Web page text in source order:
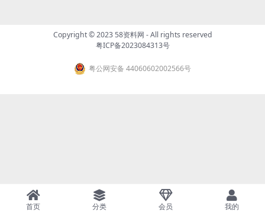
Copyright © 2023 58资料网 - All rights reserved
粤ICP备2023084313号
粤公网安备 44060602002566号
首页 分类 会员 我的